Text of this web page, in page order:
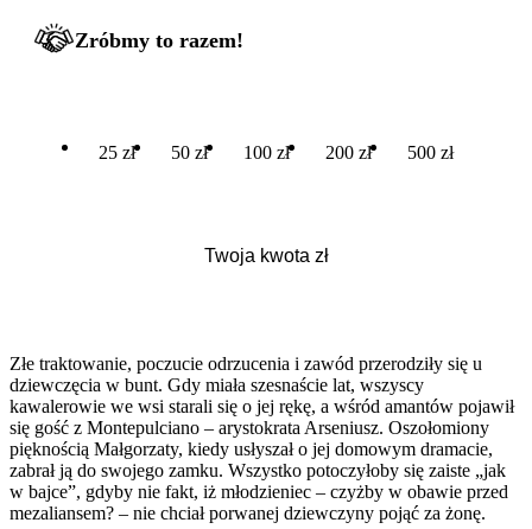
Zróbmy to razem!
25 zł 50 zł 100 zł 200 zł 500 zł
Złe traktowanie, poczucie odrzucenia i zawód przerodziły się u
dziewczęcia w bunt. Gdy miała szesnaście lat, wszyscy
kawalerowie we wsi starali się o jej rękę, a wśród amantów pojawił
się gość z Montepulciano – arystokrata Arseniusz. Oszołomiony
pięknością Małgorzaty, kiedy usłyszał o jej domowym dramacie,
zabrał ją do swojego zamku. Wszystko potoczyłoby się zaiste „jak
w bajce”, gdyby nie fakt, iż młodzieniec – czyżby w obawie przed
mezaliansem? – nie chciał porwanej dziewczyny pojąć za żonę.